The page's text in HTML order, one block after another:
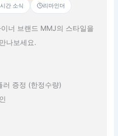
간 소식 리마인더
너 브랜드 MMJ의 스타일을
나보세요.
증정 (한정수량)